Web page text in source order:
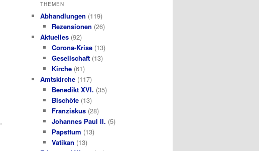
THEMEN
Abhandlungen (119)
Rezensionen (26)
Aktuelles (92)
Corona-Krise(13)
Gesellschaft(13)
Kirche(61)
Amtskirche (117)
Benedikt XVI. (35)
Bischöfe(13)
Franziskus(28)
Johannes Paul II. (5)
Papsttum (13)
Vatikan (13)